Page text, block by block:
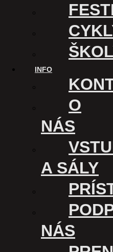
INFO
O
NÁS
A SÁLY
NÁS
uvádzanie filmov v tomto
kine podporuje
Kasárenské nám. 1
040 01 Košice